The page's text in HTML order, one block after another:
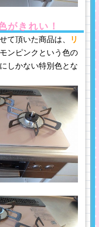
がきれい！
て頂いた商品は、
リ
ンピンクという色の
にしかない特別色とな